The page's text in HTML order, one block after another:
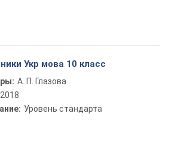
Укр мова 10 класс
А. П. Глазова
2018
Уровень стандарта